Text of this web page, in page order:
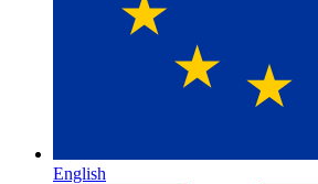
English